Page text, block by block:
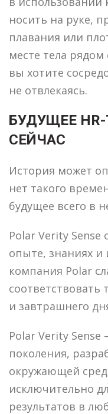
носить на руке,
плавания или
месте тела
вы хотите
не отвлекаясь.
БУДУЩЕЕ
СЕЙЧАС
История может
нет такого
будущее всего в
Polar Verity
опыте, знаниях
компания Polar
и завтрашнего
Polar Verity
поколения,
окружающей
исключительно
результатов в